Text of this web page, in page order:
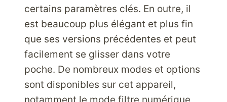
certains paramètres clés. En outre, il
est beaucoup plus élégant et plus fin
que ses versions précédentes et peut
facilement se glisser dans votre
poche. De nombreux modes et options
sont disponibles sur cet appareil,